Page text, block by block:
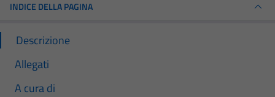
INDICE DELLA PAGINA
Descrizione
Allegati
A cura di